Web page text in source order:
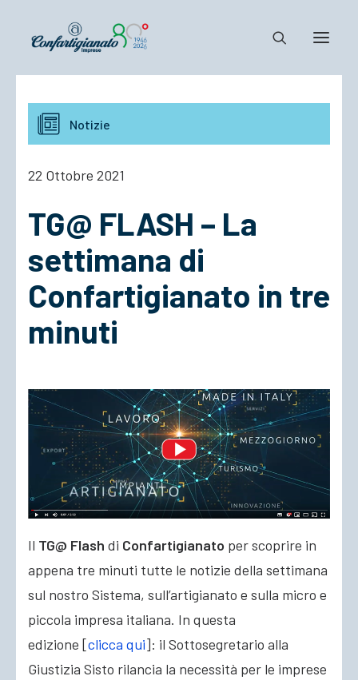
Notizie e Documenti
Confartigianato
Cosa Facciamo
ACCEDI
Notizie
22 Ottobre 2021
TG@ FLASH – La
settimana di
Confartigianato in tre
minuti
Il TG@ Flash di Confartigianato per scoprire in
appena tre minuti tutte le notizie della settimana
sul nostro Sistema, sull’artigianato e sulla micro e
piccola impresa italiana. In questa
edizione [clicca qui]: il Sottosegretario alla
Giustizia Sisto rilancia la necessità per le imprese